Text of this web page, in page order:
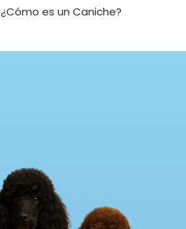
¿Cómo es un Caniche?